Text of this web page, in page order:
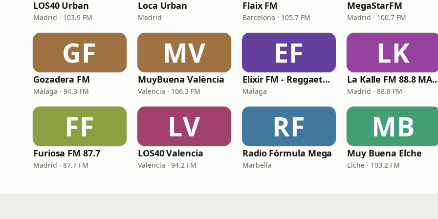
LOS40 Urban
Madrid · 103.9 FM
Loca Urban
Madrid
Flaix FM
Barcelona · 105.7 FM
MegaStarFM
Madrid · 100.7 FM
GF
Gozadera FM
Málaga · 94.3 FM
MV
MuyBuena València
Valencia · 106.3 FM
EF
Elixir FM - Reggaeton Party
Málaga
LK
La Kalle FM
Madrid · 88.8 FM
FF
Furiosa FM 87.7
Madrid · 87.7 FM
LV
LOS40 Valencia
Valencia · 94.2 FM
RF
Radio Fórmula Mega
Marbella
MB
Muy Buena Elche
Elche · 103.2 FM